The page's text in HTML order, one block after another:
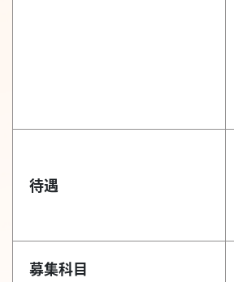
待遇
募集科目